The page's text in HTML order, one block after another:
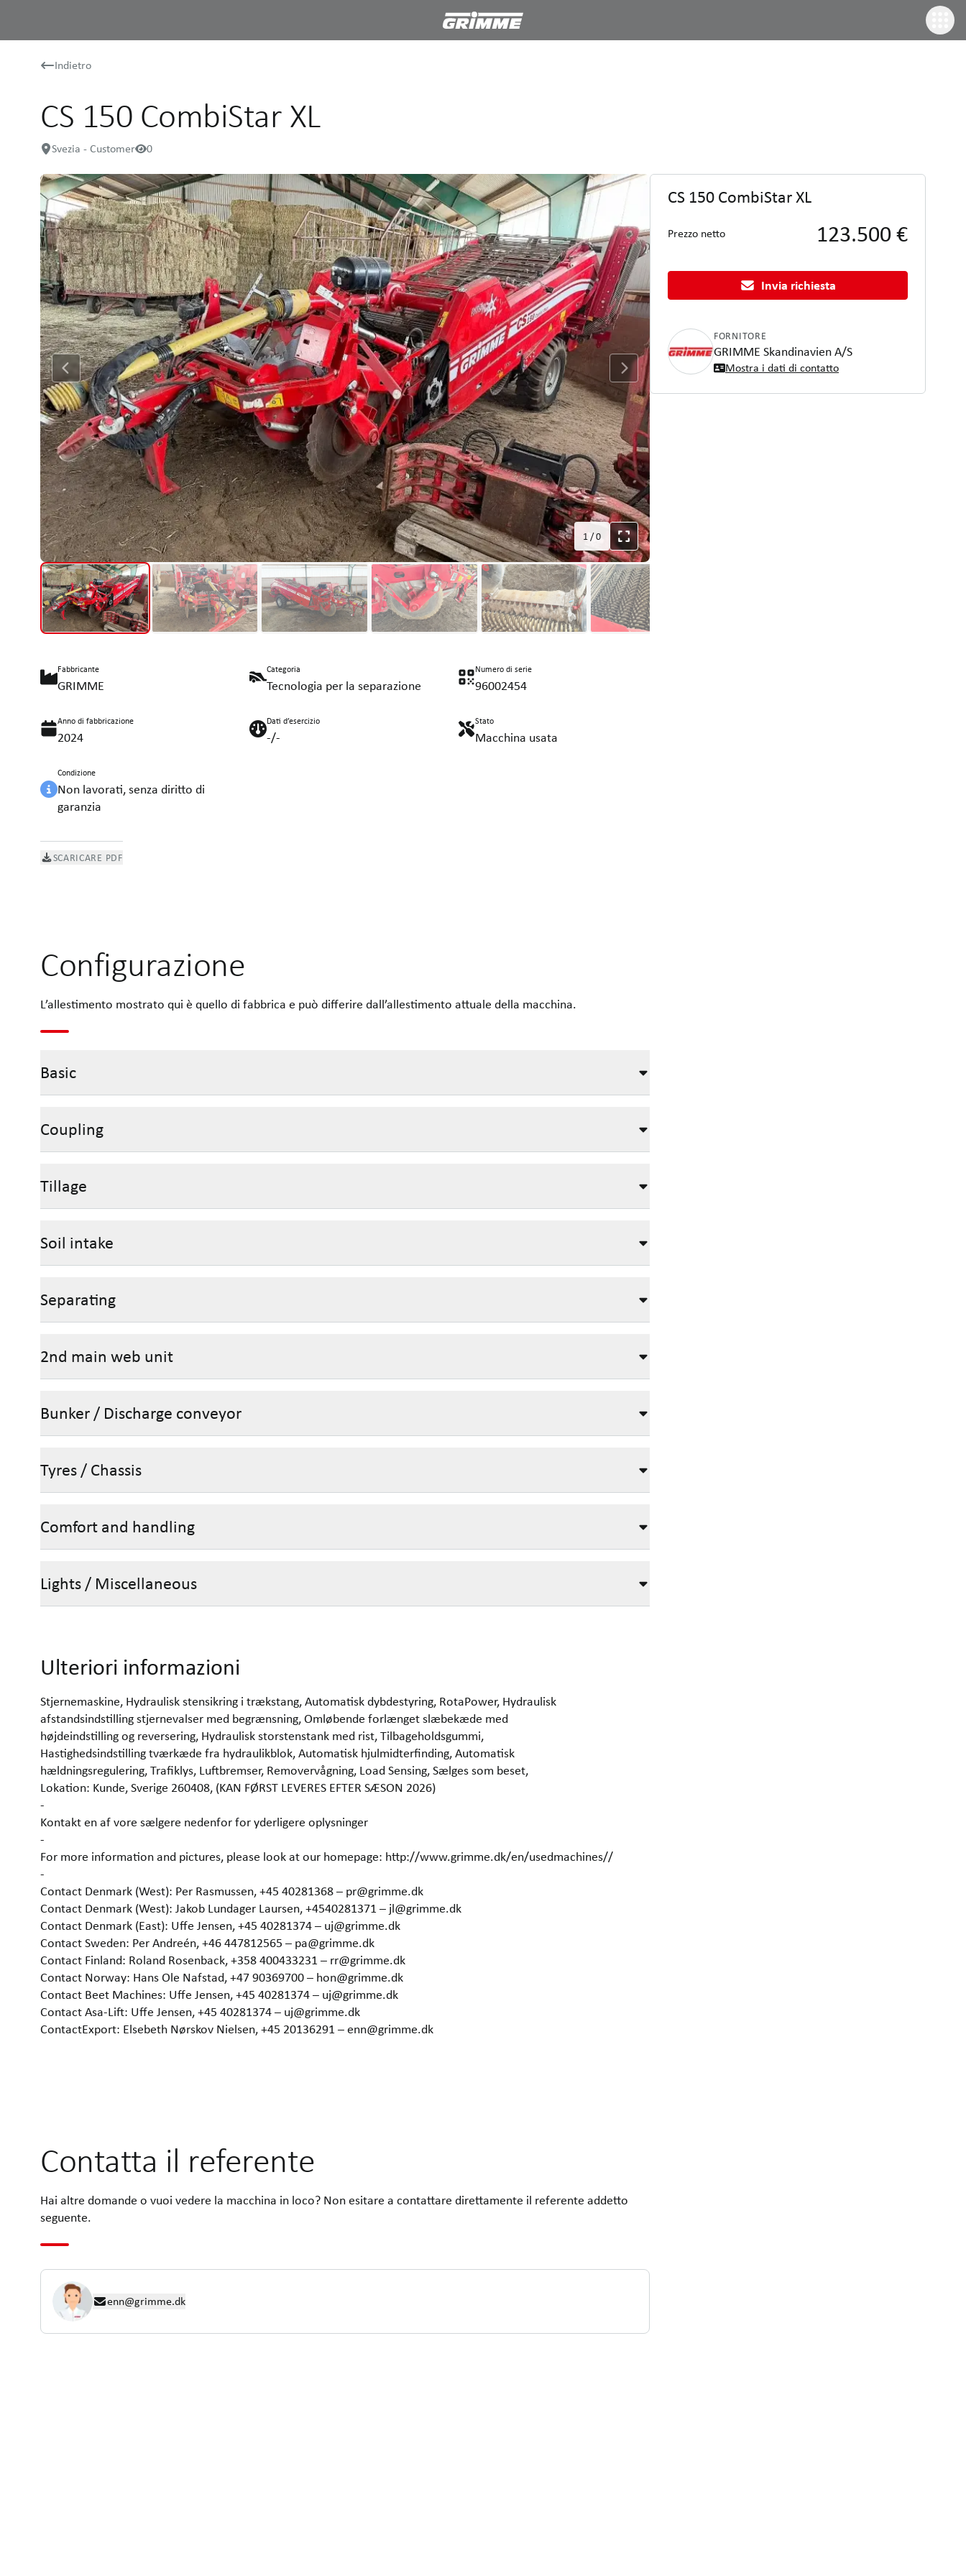
Indietro
CS 150 CombiStar XL
Svezia - Customer 0
1/0
Fabbricante
GRIMME
Categoria
Tecnologia per la separazione
Numero di serie
96002454
Anno di fabbricazione
2024
Dati d’esercizio
-/-
Stato
Macchina usata
Condizione
Non lavorati, senza diritto di
garanzia
SCARICARE PDF
Configurazione
L’allestimento mostrato qui è quello di fabbrica e può differire dall’allestimento attuale della macchina.
Basic
Coupling
Tillage
Soil intake
Separating
2nd main web unit
Bunker / Discharge conveyor
Tyres / Chassis
Comfort and handling
Lights / Miscellaneous
Ulteriori informazioni
Stjernemaskine, Hydraulisk stensikring i trækstang, Automatisk dybdestyring, RotaPower, Hydraulisk
afstandsindstilling stjernevalser med begrænsning, Omløbende forlænget slæbekæde med
højdeindstilling og reversering, Hydraulisk storstenstank med rist, Tilbageholdsgummi,
Hastighedsindstilling tværkæde fra hydraulikblok, Automatisk hjulmidterfinding, Automatisk
hældningsregulering, Trafiklys, Luftbremser, Removervågning, Load Sensing, Sælges som beset,
Lokation: Kunde, Sverige 260408, (KAN FØRST LEVERES EFTER SÆSON 2026)
-
Kontakt en af vore sælgere nedenfor for yderligere oplysninger
-
For more information and pictures, please look at our homepage: http://www.grimme.dk/en/usedmachines//
-
Contact Denmark (West): Per Rasmussen, +45 40281368 – pr@grimme.dk
Contact Denmark (West): Jakob Lundager Laursen, +4540281371 – jl@grimme.dk
Contact Denmark (East): Uffe Jensen, +45 40281374 – uj@grimme.dk
Contact Sweden: Per Andreén, +46 447812565 – pa@grimme.dk
Contact Finland: Roland Rosenback, +358 400433231 – rr@grimme.dk
Contact Norway: Hans Ole Nafstad, +47 90369700 – hon@grimme.dk
Contact Beet Machines: Uffe Jensen, +45 40281374 – uj@grimme.dk
Contact Asa-Lift: Uffe Jensen, +45 40281374 – uj@grimme.dk
ContactExport: Elsebeth Nørskov Nielsen, +45 20136291 – enn@grimme.dk
Contatta il referente
Hai altre domande o vuoi vedere la macchina in loco? Non esitare a contattare direttamente il referente addetto
seguente.
enn@grimme.dk
CS 150 CombiStar XL
Prezzo netto 123.500 €
Invia richiesta
FORNITORE
GRIMME Skandinavien A/S
Mostra i dati di contatto